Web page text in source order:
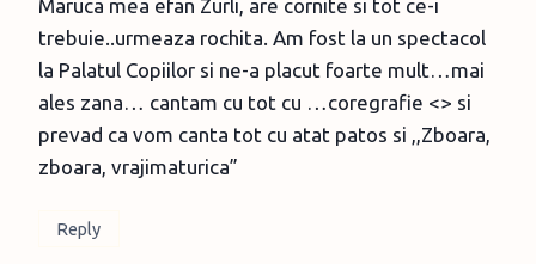
Maruca mea efan Zurli, are cornite si tot ce-i
trebuie..urmeaza rochita. Am fost la un spectacol
la Palatul Copiilor si ne-a placut foarte mult…mai
ales zana… cantam cu tot cu …coregrafie <> si
prevad ca vom canta tot cu atat patos si ,,Zboara,
zboara, vrajimaturica”
Reply